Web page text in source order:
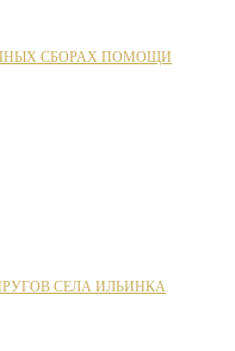
СБОРАХ ПОМОЩИ
СЕЛА ИЛЬИНКА